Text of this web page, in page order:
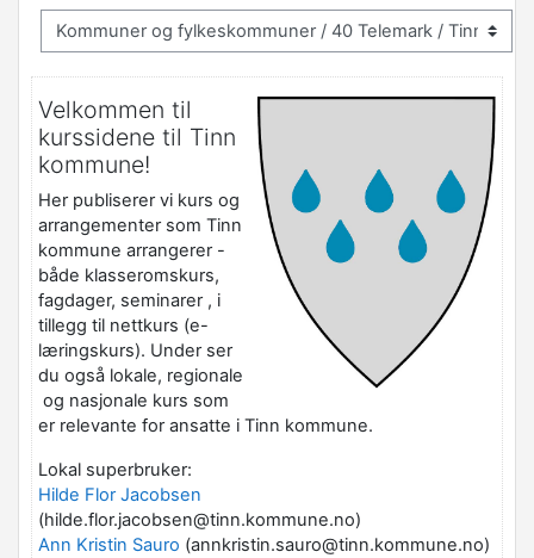
Velkommen til
kurssidene til Tinn
kommune!
Her publiserer vi kurs og
arrangementer som Tinn
kommune arrangerer -
både klasseromskurs,
fagdager, seminarer , i
tillegg til nettkurs (e-
læringskurs). Under ser
du også lokale, regionale
og nasjonale kurs som
er relevante for ansatte i Tinn kommune.
Lokal superbruker:
Hilde Flor Jacobsen
(hilde.flor.jacobsen@tinn.kommune.no)
Ann Kristin Sauro (annkristin.sauro@tinn.kommune.no)